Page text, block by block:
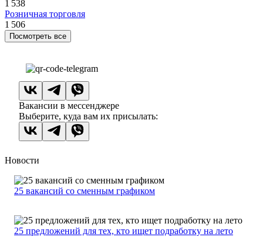
1 538
Розничная торговля
1 506
Посмотреть все
Вакансии в мессенджере
Выберите, куда вам их присылать:
Новости
25 вакансий со сменным графиком
25 предложений для тех, кто ищет подработку на лето